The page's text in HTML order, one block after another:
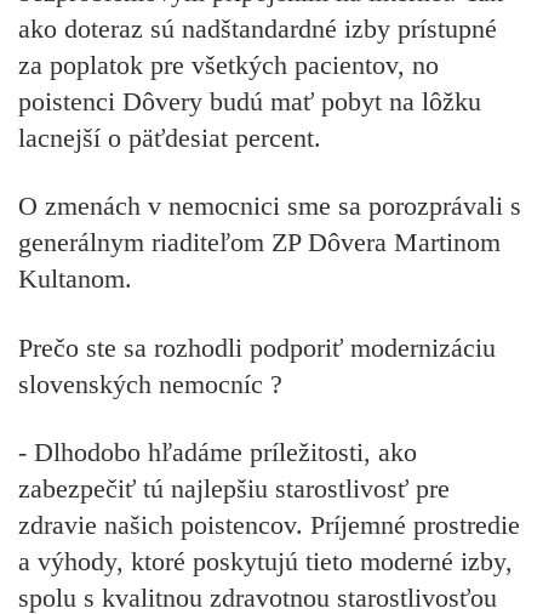
ako doteraz sú nadštandardné izby prístupné
za poplatok pre všetkých pacientov, no
poistenci Dôvery budú mať pobyt na lôžku
lacnejší o päťdesiat percent.
O zmenách v nemocnici sme sa porozprávali s
generálnym riaditeľom ZP Dôvera Martinom
Kultanom.
Prečo ste sa rozhodli podporiť modernizáciu
slovenských nemocníc ?
- Dlhodobo hľadáme príležitosti, ako
zabezpečiť tú najlepšiu starostlivosť pre
zdravie našich poistencov. Príjemné prostredie
a výhody, ktoré poskytujú tieto moderné izby,
spolu s kvalitnou zdravotnou starostlivosťou